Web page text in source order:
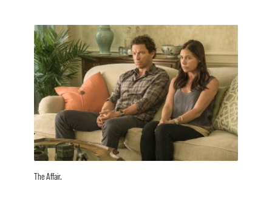
The Affair.